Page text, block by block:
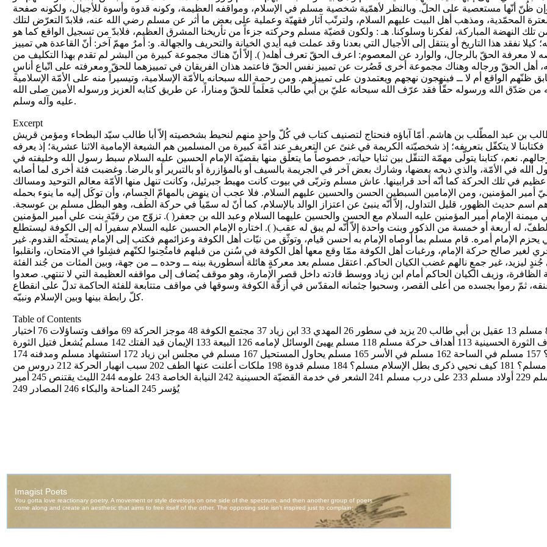
ظُنّ أنّها مستعصية على الحلّ. وبالنظر لأهمّية شخصية مسلم في الإسلام، ومواقفه العظيمة، وكونه قدوة وأسوة للأجيال، ولكونه صفحة
المحمّدية، ومذهب أهل البيت عليهم السلام، ولترتّب آثار فقهيّة وعملية على بعض ما أثر عن مسلم رضي الله عنه، فلابدّ التعرّض لتلك
تلك النهضة المباركة، لفكرنا وسلوكنا. هـ : ولكون قضيّة مسلم وحركته جزءاً من تأريخنا المشرق العظيم، فلابدّ من تسجيل الواقع كما هو
نفقد هذا التاريخ أو ينتقل إلى الأجيال التي بعدنا وقد عملت فيه أيدي الخيانة والتحريف والجهالة. و: أمرٌ مهمّ آخر: أنّ القاعدة هي تمييز
لا معرفة الحقّ بالرجال، والوارد عن المعصوم: اعرف الحقّ تعرف أهله( ). إلاّ أنّ هناك مجموعة كبيرة من البشر لم تقدم بهذا التكليف من
أهل الحقّ ورجاله وهناك مجموعة أخرى قَصُرت عن تمييز نفس الحقّ فاعتمد هذان الفريقان في تمييزهما للحقّ ومعرفته على اتّباع أناسٍ
الواقع أم لا ــ فينهجون نهجهم ويعتمدون على تمييزهم. ومن رحمة الله سبحانه بالأمّة الإسلامية، وتيسيراً منه على الأمّة الإسلامية
من صَدّق الله ورسوله حقّاً فقد عرّف الله سبحانه عليّ بن أبي طالب مَعلَماً للحقّ ومناراً، عن طريق كتابه العزيز ورسوله الأمين صلى الله
عليه وآله وسلم.
Excerpt
بن عبد المطّلب بن هاشم. أمّا آباؤه فنحتاج لتصنيف كتاب في كُلّ واحدٍ منهم لنحيط بشخصيته إلاّ أبا طالب سيّد البطحاء ومؤمن قريش
لا يتكفّل بتعريفه؛ إذ شخصيّته الكريمة في غنىً عن التعريف عند أمّة كبيرة من المسلمين هم الشيعة الإمامية الاثنا عشرية؛ إذ يعرفه
نعم، كتابنا يتولّى مهمّة التنقّل بين ثنايا حياته، خصوصاً ما يتعلّق منها بقضيّة الإمام الحسين عليه السلام سبط رسول الله وخليفته في
الله في الأمّة، والذي ذبحه بعضها، وشارك بعض آخر في الجريمة بالسيف أو بالمؤازرة أو بالتبرير أو بالرضا. وغضبت فئة أخرى لما أصابه
في تلك الحركة كما أنّه أحد قرابينها. عاش مسلم وتربّى في بيوت كانت مهبط جبرئيل، وكانت تنهل منها الأمّة معالم التوحيد ومسالك
أمير المؤمنين، ومن الإمامين السبطين الحسن والحسين عليهم السلام. فلا عجب أن ينهض بالمهامّ الجِسام، وأن توكَل إليه ما ينوء بحمله
اسم حديث الظهور، قليل التداول، إلاّ أنّه ينبئ عن اعتزاز الوالد بالإسلام، كما أنّ له سمّياً في حركة الطف، وهو البطل مسلم بن عوسجة.
الإمام أمير المؤمنين عليه السلام مع الحسن والحسين عليهما السلام وعبد الله بن جعفر( ). تزوّج من رقيّة بنت علي أمير المؤمنين
له أربعة أو خمسة من الذكور وبنت واحدة إلاّ أنّه لم يبق له عقب( ). اختاره الإمام الحسين عليه السلام سفيراً له إلى الكوفة ليستطلع
يحزم الإمام أمره. قام مسلم بما أوصاه الإمام به أحسن قيام، وتوثّق من نيّات أهل الكوفة وعزائمهم فكتب إلى الإمام يستحثّه القدوم. غير
لغير صالح حركة الإمام، ورغبات أهل الكوفة ممّا وقع معها أهل الكوفة في سُنن من قبلهم فامتُحِنوا لكنّهم فشِلوا في الامتحان، وانقلبوا
ليزيد، غير جمعٍ نالهم غضب الكيان الحاكم. اعتقل مسلم بعد معركةٍ هائلة أسطورية بينه ــ وحده ــ من جهة، وبين المئات من جُند الفئة
الظافرة، وزيف الكيان الحاكم أمام ابن زياد ووسط قادته داخل قصر الإمارة، وهو موقف يُضاف إلى مواقفه العظيمة التي لا تنتهي. صعدوا
ثمّ رموا بجسده من أعلى القصر، وسحبوا جثمانه المقدّس في أزقّة الكوفة وسوقها في مواقف متتابعة للفئة الحاكمة تدلّ على انقطاع
كلّ رابطة بينها وبين الإسلام ونبيّه.
Table of Contents
المحتويات التقديم 5 مقدمة الكتاب 8 مسلم 13 عقيل بن أبي طالب 20 يزيد في سطور 26 المهدي 33 ابن زياد 37 مجتمع الكوفة 48 موجز الحركة 69 مواقف وتساؤلات 76 اختيار
الإمام لمسلم 105 مسلم يُعلن هدف الثورة الحسينية 113 أهداف حركة مسلم 118 مسلم يهيئ الوسائل لإمامه 126 البيعة 133 الإيمان قيد الفتك 142 مسلم يُشعل فتيل الثورة
154 لِمَ استعجل مسلم المواجهة؟ 157 مسلم في الساحة 162 مسلم في الأسر 165 مسلم يحاول المستحيل 167 مسلم في مجلس ابن زياد 172 استشهاد مسلم ومدفنه 174
المرقد المبارك 179 هل انتهت قضية مسلم؟ 181 كيف نحيي ذكرى بطل الإسلام مسلم؟ 184 مسلم قدوة 198 ملكات أعلنت عنها الطف 202 سبب انهيار الحركة 212 دروس من
حركة مسلم 217 المرأة في حركة مسلم 229 أولاد مسلم 233 على درب مسلم 241 الشعر في خدمة القضيّة الحسينية 242 النيابة الخاصة 243 علومه 244 الليث يقتنص 245 أمير
يُؤسر 245 المناحة والبكاء 246 المصادر 249